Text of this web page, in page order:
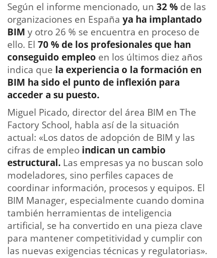
Según el informe mencionado, un 32 % de las
organizaciones en España ya ha implantado
BIM y otro 26 % se encuentra en proceso de
ello. El 70 % de los profesionales que han
conseguido empleo en los últimos diez años
indica que la experiencia o la formación en
BIM ha sido el punto de inflexión para
acceder a su puesto.
Miguel Picado, director del área BIM en The
Factory School, habla así de la situación
actual: «Los datos de adopción de BIM y las
cifras de empleo indican un cambio
estructural. Las empresas ya no buscan solo
modeladores, sino perfiles capaces de
coordinar información, procesos y equipos. El
BIM Manager, especialmente cuando domina
también herramientas de inteligencia
artificial, se ha convertido en una pieza clave
para mantener competitividad y cumplir con
las nuevas exigencias técnicas y regulatorias».